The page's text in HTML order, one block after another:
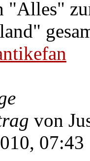
"Alles"
von
07:43